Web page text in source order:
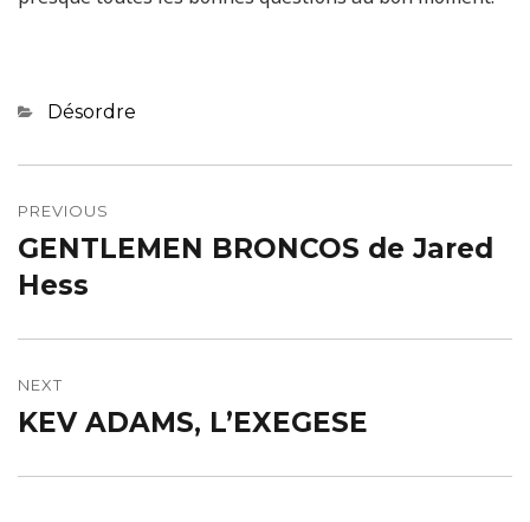
Categories
Désordre
de
l’article
PREVIOUS
Previous
post:
GENTLEMEN BRONCOS de Jared
Hess
NEXT
Next
KEV ADAMS, L’EXEGESE